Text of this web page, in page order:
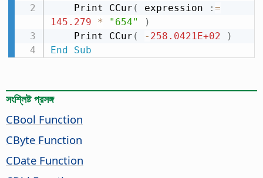
    Print CCur
( expression : =
145.279
* "654"
)
    Print CCur
( - 258.0421E+02
)
End
Sub
সংশ্লিষ্ট প্রসঙ্গ
CBool Function
CByte Function
CDate Function